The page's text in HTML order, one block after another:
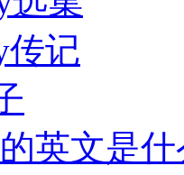
传记
英文是什